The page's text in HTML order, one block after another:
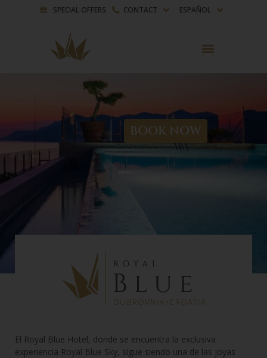
SPECIAL OFFERS CONTACT ESPAÑOL
El Royal Blue Hotel, donde se encuentra la exclusiva
experiencia Royal Blue Sky, sigue siendo una de las joyas
BOOK NOW